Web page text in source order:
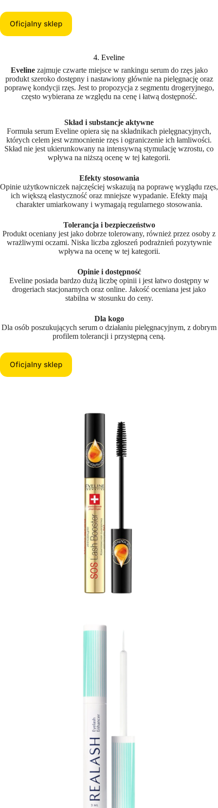
Oficjalny sklep
4. Eveline
Evelinezajmuje czwarte miejsce w rankingu serum do rzęs jako
produkt szeroko dostępny i nastawiony głównie na pielęgnację oraz
poprawę kondycji rzęs. Jest to propozycja z segmentu drogeryjnego,
często wybierana ze względu na cenę i łatwą dostępność.
Skład i substancje aktywne
Formuła serum Eveline opiera się na składnikach pielęgnacyjnych,
których celem jest wzmocnienie rzęs i ograniczenie ich łamliwości.
Skład nie jest ukierunkowany na intensywną stymulację wzrostu, co
wpływa na niższą ocenę w tej kategorii.
Efekty stosowania
Opinie użytkowniczek najczęściej wskazują na poprawę wyglądu rzęs,
ich większą elastyczność oraz mniejsze wypadanie. Efekty mają
charakter umiarkowany i wymagają regularnego stosowania.
Tolerancja i bezpieczeństwo
Produkt oceniany jest jako dobrze tolerowany, również przez osoby z
wrażliwymi oczami. Niska liczba zgłoszeń podrażnień pozytywnie
wpływa na ocenę w tej kategorii.
Opinie i dostępność
Eveline posiada bardzo dużą liczbę opinii i jest łatwo dostępny w
drogeriach stacjonarnych oraz online. Jakość oceniana jest jako
stabilna w stosunku do ceny.
Dla kogo
Dla osób poszukujących serum o działaniu pielęgnacyjnym, z dobrym
profilem tolerancji i przystępną ceną.
Oficjalny sklep